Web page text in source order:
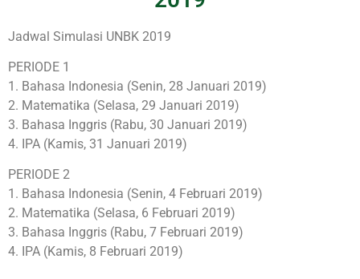
Jadwal Simulasi UNBK 2019
PERIODE 1
1. Bahasa Indonesia (Senin, 28 Januari 2019)
2. Matematika (Selasa, 29 Januari 2019)
3. Bahasa Inggris (Rabu, 30 Januari 2019)
4. IPA (Kamis, 31 Januari 2019)
PERIODE 2
1. Bahasa Indonesia (Senin, 4 Februari 2019)
2. Matematika (Selasa, 6 Februari 2019)
3. Bahasa Inggris (Rabu, 7 Februari 2019)
4. IPA (Kamis, 8 Februari 2019)